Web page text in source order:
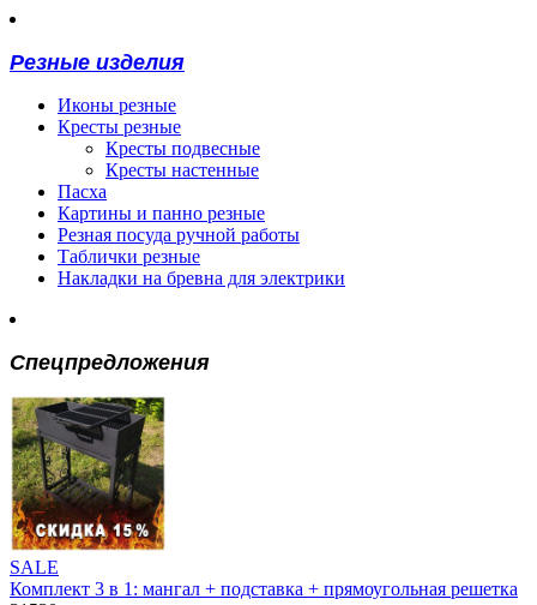
Резные изделия
Иконы резные
Кресты резные
Кресты подвесные
Кресты настенные
Пасха
Картины и панно резные
Резная посуда ручной работы
Таблички резные
Накладки на бревна для электрики
Спецпредложения
SALE
Комплект 3 в 1: мангал + подставка + прямоугольная решетка